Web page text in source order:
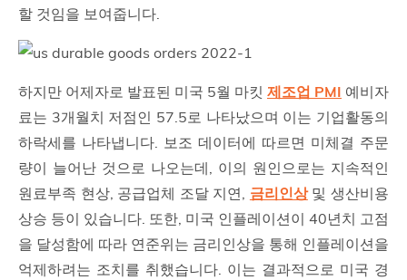
할 것임을 보여줍니다.
하지만 어제자로 발표된 미국 5월 마킷 제조업 PMI 예비자
료는 3개월치 저점인 57.5로 나타났으며 이는 기업활동의
하락세를 나타냅니다. 보조 데이터에 따르면 미체결 주문
량이 늘어난 것으로 나오는데, 이의 원인으로는 지속적인
원료부족 현상, 공급업체 조달 지연, 금리인상 및 생산비용
상승 등이 있습니다. 또한, 미국 인플레이션이 40년치 고점
을 달성함에 따라 연준위는 금리인상을 통해 인플레이션을
억제하려는 조치를 취했습니다. 이는 결과적으로 미국 경